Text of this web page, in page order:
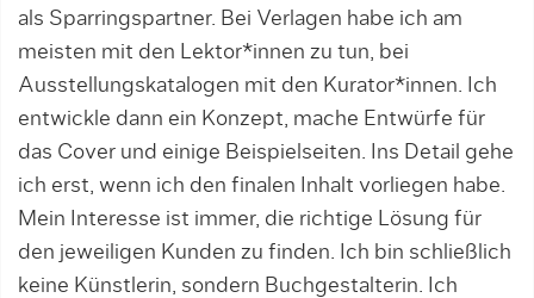
als Sparringspartner. Bei Verlagen habe ich am
meisten mit den Lekto­r*in­nen zu tun, bei
Ausstellungskatalogen mit den Ku­ra­tor*innen. Ich
entwickle dann ein Konzept, mache Entwürfe für
das Cover und einige Beispielseiten. Ins Detail gehe
ich erst, wenn ich den finalen Inhalt vorliegen habe.
Mein Interesse ist immer, die richtige Lösung für
den jeweiligen Kunden zu finden. Ich bin schließlich
keine Künstlerin, sondern Buchgestalterin. Ich